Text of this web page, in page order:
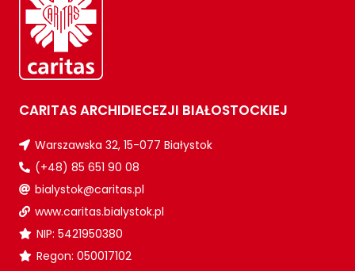
CARITAS ARCHIDIECEZJI BIAŁOSTOCKIEJ
Warszawska 32, 15-077 Białystok
(+48) 85 651 90 08
bialystok@caritas.pl
www.caritas.bialystok.pl
NIP: 5421950380
Regon: 050017102